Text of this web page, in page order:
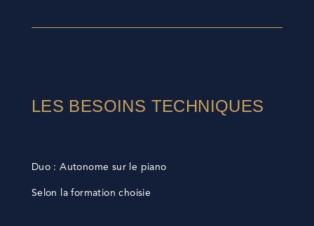
LES BESOINS TECHNIQUES
Duo : Autonome sur le piano
Selon la formation choisie